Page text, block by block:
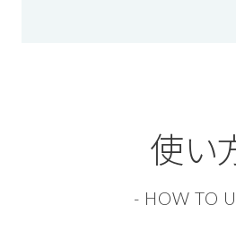
使い
- HOW TO